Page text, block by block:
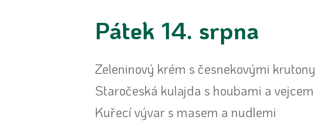
Pátek 14. srpna
Zeleninový krém s česnekovými krutony
Staročeská kulajda s houbami a vejcem
Kuřecí vývar s masem a nudlemi